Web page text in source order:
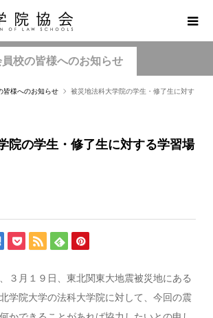
校の皆様へのお知らせ
皆様へのお知らせ
被災地法科大学院の学生・修了生に対す
院の学生・修了生に対する学習場
３月１９日、東北関東大地震被災地にある
学院大学の法科大学院に対して、今回の震